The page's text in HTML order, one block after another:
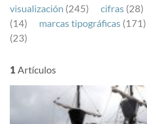
visualización (245) cifras (28)
(14)
marcas tipográficas (171)
(23)
1 Artículos